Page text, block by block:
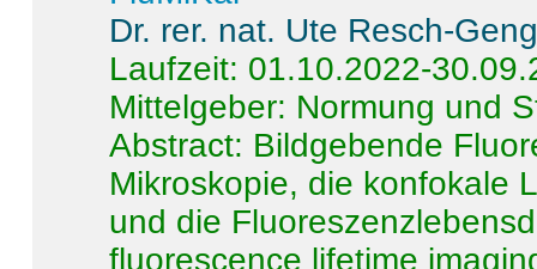
Dr. rer. nat. Ute Resch-
Laufzeit: 01.10.2022-
Mittelgeber: Normung und
Abstract: Bildgebende
Mikroskopie, die konfokale
und die
fluorescence lifetime